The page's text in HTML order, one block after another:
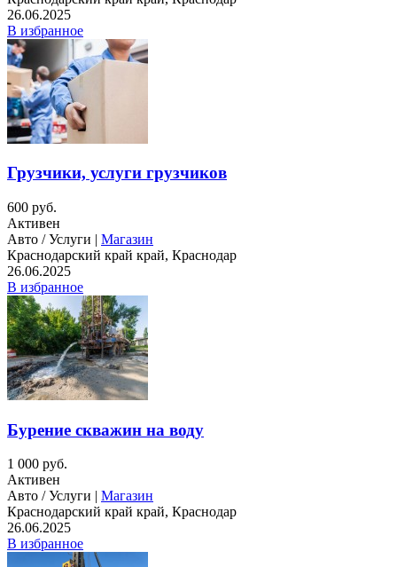
26.06.2025
В избранное
Грузчики, услуги грузчиков
600 руб.
Активен
Авто / Услуги | Магазин
Краснодарский край край, Краснодар
26.06.2025
В избранное
Бурение скважин на воду
1 000 руб.
Активен
Авто / Услуги | Магазин
Краснодарский край край, Краснодар
26.06.2025
В избранное